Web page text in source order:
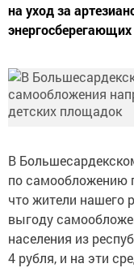
на уход за
В
по самообложению
что жители нашего
выгоду
населения из
4 рубля, и на эти